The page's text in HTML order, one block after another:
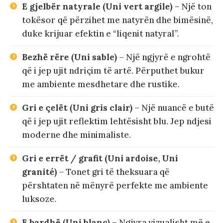
E gjelbër natyrale (Uni vert argile) – Një ton
tokësor që përzihet me natyrën dhe bimësinë,
duke krijuar efektin e “liqenit natyral”.
Bezhë rëre (Uni sable) – Një ngjyrë e ngrohtë
që i jep ujit ndriçim të artë. Përputhet bukur
me ambiente mesdhetare dhe rustike.
Gri e çelët (Uni gris clair) – Një nuancë e butë
që i jep ujit reflektim lehtësisht blu. Jep ndjesi
moderne dhe minimaliste.
Gri e errët / grafit (Uni ardoise, Uni
granité) – Tonet gri të theksuara që
përshtaten në mënyrë perfekte me ambiente
luksoze.